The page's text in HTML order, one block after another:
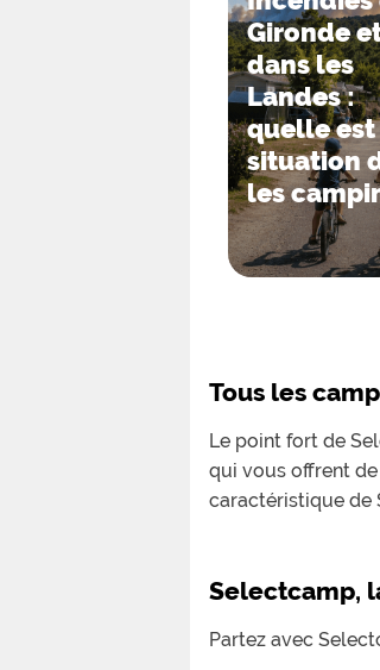
Gironde
dans les
Landes :
quelle
situation
les
Tous les
Le point fort de
qui vous offrent
caractéristique de
Selectcamp,
Partez avec